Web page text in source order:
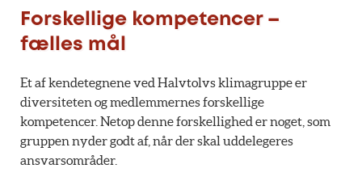
Forskellige kompetencer –
fælles mål
Et af kendetegnene ved Halvtolvs klimagruppe er
diversiteten og medlemmernes forskellige
kompetencer. Netop denne forskellighed er noget, som
gruppen nyder godt af, når der skal uddelegeres
ansvarsområder.